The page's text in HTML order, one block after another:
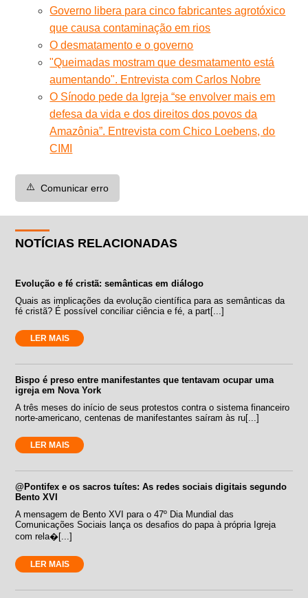
Governo libera para cinco fabricantes agrotóxico
que causa contaminação em rios
O desmatamento e o governo
"Queimadas mostram que desmatamento está
aumentando". Entrevista com Carlos Nobre
O Sínodo pede da Igreja “se envolver mais em
defesa da vida e dos direitos dos povos da
Amazônia”. Entrevista com Chico Loebens, do
CIMI
⚠️ Comunicar erro
NOTÍCIAS RELACIONADAS
Evolução e fé cristã: semânticas em diálogo
Quais as implicações da evolução científica para as semânticas da
fé cristã? É possível conciliar ciência e fé, a part[...]
LER MAIS
Bispo é preso entre manifestantes que tentavam ocupar uma
igreja em Nova York
A três meses do início de seus protestos contra o sistema financeiro
norte-americano, centenas de manifestantes saíram às ru[...]
LER MAIS
@Pontifex e os sacros tuítes: As redes sociais digitais segundo
Bento XVI
A mensagem de Bento XVI para o 47º Dia Mundial das
Comunicações Sociais lança os desafios do papa à própria Igreja
com rela�[...]
LER MAIS